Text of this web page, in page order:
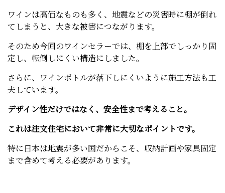
ワインは高価なものも多く、地震などの災害時に棚が倒れ
てしまうと、大きな被害につながります。
そのため今回のワインセラーでは、棚を上部でしっかり固
定し、転倒しにくい構造にしました。
さらに、ワインボトルが落下しにくいように施工方法も工
夫しています。
デザイン性だけではなく、安全性まで考えること。
これは注文住宅において非常に大切なポイントです。
特に日本は地震が多い国だからこそ、収納計画や家具固定
まで含めて考える必要があります。